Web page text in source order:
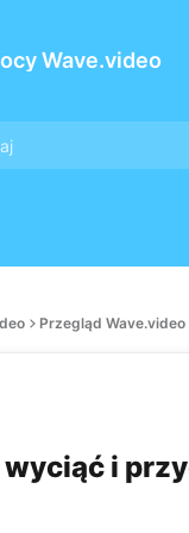
Wave.video
Przegląd Wave.video
i